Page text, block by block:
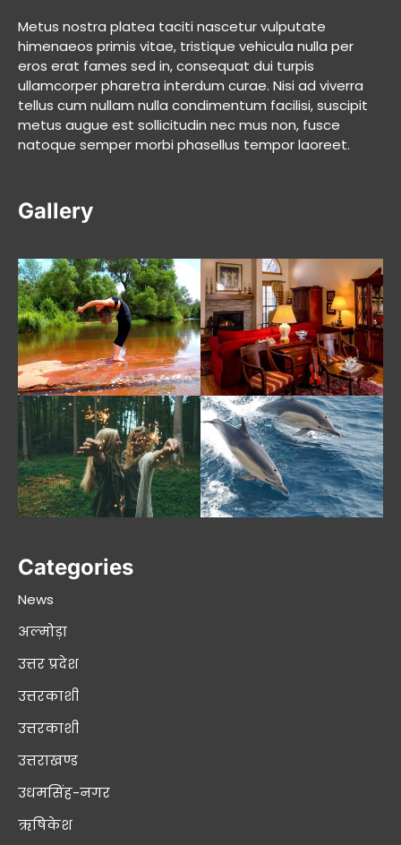
Metus nostra platea taciti nascetur vulputate
himenaeos primis vitae, tristique vehicula nulla per
eros erat fames sed in, consequat dui turpis
ullamcorper pharetra interdum curae. Nisi ad viverra
tellus cum nullam nulla condimentum facilisi, suscipit
metus augue est sollicitudin nec mus non, fusce
natoque semper morbi phasellus tempor laoreet.
Gallery
Categories
News
अल्मोड़ा
उत्तर प्रदेश
उत्तरकाशी
उत्तरकाशी
उत्तराखण्ड
उधमसिंह-नगर
ऋषिकेश